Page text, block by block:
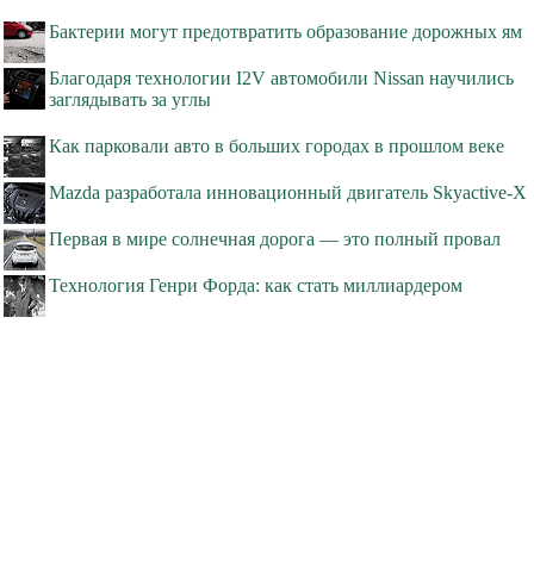
Бактерии могут предотвратить образование дорожных ям
Благодаря технологии I2V автомобили Nissan научились
заглядывать за углы
Как парковали авто в больших городах в прошлом веке
Mazda разработала инновационный двигатель Skyactive-X
Первая в мире солнечная дорога — это полный провал
Технология Генри Форда: как стать миллиардером